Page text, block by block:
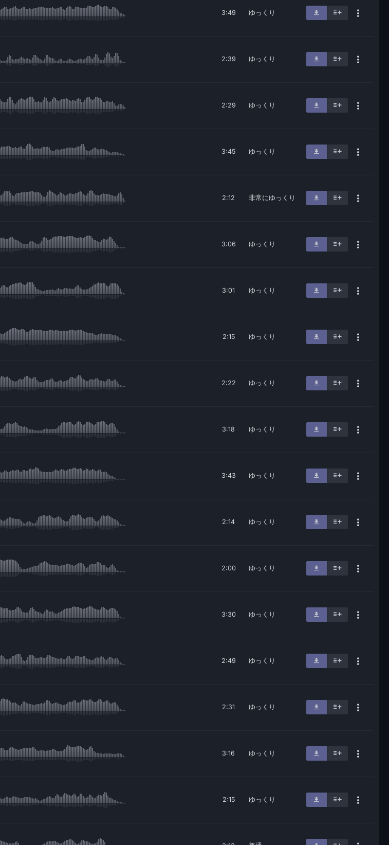
3:49 ゆっくり
2:39 ゆっくり
2:29 ゆっくり
3:45 ゆっくり
2:12 非常にゆっくり
3:06 ゆっくり
3:01 ゆっくり
2:15 ゆっくり
2:22 ゆっくり
3:18 ゆっくり
3:43 ゆっくり
2:14 ゆっくり
2:00 ゆっくり
3:30 ゆっくり
2:49 ゆっくり
2:31 ゆっくり
3:16 ゆっくり
2:15 ゆっくり